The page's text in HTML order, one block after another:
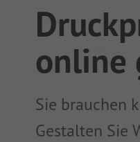
online
Sie brauchen
Gestalten Sie